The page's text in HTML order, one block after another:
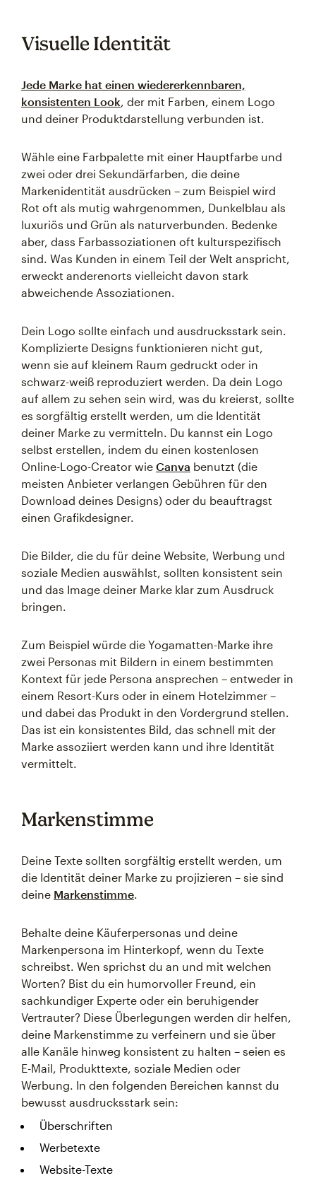
Visuelle Identität
Jede Marke hat einen wiedererkennbaren,
konsistenten Look, der mit Farben, einem Logo
und deiner Produktdarstellung verbunden ist.
Wähle eine Farbpalette mit einer Hauptfarbe und
zwei oder drei Sekundärfarben, die deine
Markenidentität ausdrücken – zum Beispiel wird
Rot oft als mutig wahrgenommen, Dunkelblau als
luxuriös und Grün als naturverbunden. Bedenke
aber, dass Farbassoziationen oft kulturspezifisch
sind. Was Kunden in einem Teil der Welt anspricht,
erweckt anderenorts vielleicht davon stark
abweichende Assoziationen.
Dein Logo sollte einfach und ausdrucksstark sein.
Komplizierte Designs funktionieren nicht gut,
wenn sie auf kleinem Raum gedruckt oder in
schwarz-weiß reproduziert werden. Da dein Logo
auf allem zu sehen sein wird, was du kreierst, sollte
es sorgfältig erstellt werden, um die Identität
deiner Marke zu vermitteln. Du kannst ein Logo
selbst erstellen, indem du einen kostenlosen
Online-Logo-Creator wie Canva benutzt (die
meisten Anbieter verlangen Gebühren für den
Download deines Designs) oder du beauftragst
einen Grafikdesigner.
Die Bilder, die du für deine Website, Werbung und
soziale Medien auswählst, sollten konsistent sein
und das Image deiner Marke klar zum Ausdruck
bringen.
Zum Beispiel würde die Yogamatten-Marke ihre
zwei Personas mit Bildern in einem bestimmten
Kontext für jede Persona ansprechen – entweder in
einem Resort-Kurs oder in einem Hotelzimmer –
und dabei das Produkt in den Vordergrund stellen.
Das ist ein konsistentes Bild, das schnell mit der
Marke assoziiert werden kann und ihre Identität
vermittelt.
Markenstimme
Deine Texte sollten sorgfältig erstellt werden, um
die Identität deiner Marke zu projizieren – sie sind
deine Markenstimme.
Behalte deine Käuferpersonas und deine
Markenpersona im Hinterkopf, wenn du Texte
schreibst. Wen sprichst du an und mit welchen
Worten? Bist du ein humorvoller Freund, ein
sachkundiger Experte oder ein beruhigender
Vertrauter? Diese Überlegungen werden dir helfen,
deine Markenstimme zu verfeinern und sie über
alle Kanäle hinweg konsistent zu halten – seien es
E-Mail, Produkttexte, soziale Medien oder
Werbung. In den folgenden Bereichen kannst du
bewusst ausdrucksstark sein:
Überschriften
Werbetexte
Website-Texte